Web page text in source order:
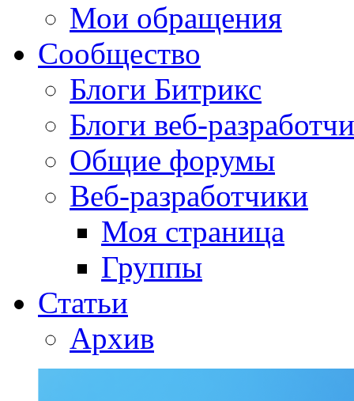
Мои обращения
Сообщество
Блоги Битрикс
Блоги веб-
Общие форумы
Веб-разработчики
Моя страница
Группы
Статьи
Архив